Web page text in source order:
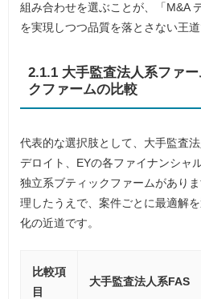
組み合わせを選ぶことが、「M&A
を実現しつつ品質を落とさない王道
2.1.1 大手監査法人系ファ
クファームの比較
代表的な選択肢として、大手監査法
デロイト、EYの各ファイナンシャ
独立系ブティックファームがあり
理したうえで、案件ごとに最適解
化の近道です。
比較項
目
大手監査法人系FAS